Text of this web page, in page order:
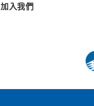
加入我們